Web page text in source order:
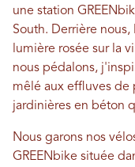
une station
South. Derrière
lumière rosée sur la
nous pédalons,
mêlé aux effluves de
jardinières en béton
Nous garons nos
GREENbike située